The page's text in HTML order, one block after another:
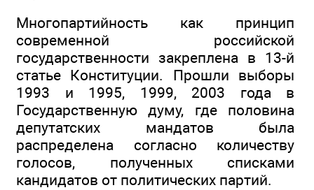
Многопартийность как принцип
современной российской
государственности закреплена в 13-й
статье Конституции. Прошли выборы
1993 и 1995, 1999, 2003 года в
Государственную думу, где половина
депутатских мандатов была
распределена согласно количеству
голосов, полученных списками
кандидатов от политических партий.